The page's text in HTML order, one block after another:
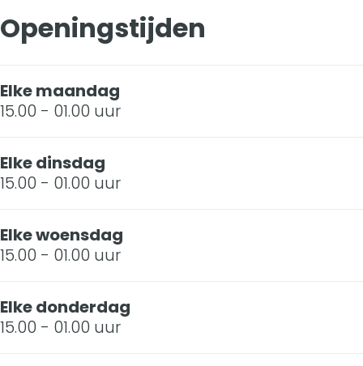
n
o
e
m
n
C
a
ï
r
o
A
m
o
e
n
Openingstijden
Elke maandag
15.00 - 01.00 uur
Elke dinsdag
15.00 - 01.00 uur
Elke woensdag
15.00 - 01.00 uur
Elke donderdag
15.00 - 01.00 uur